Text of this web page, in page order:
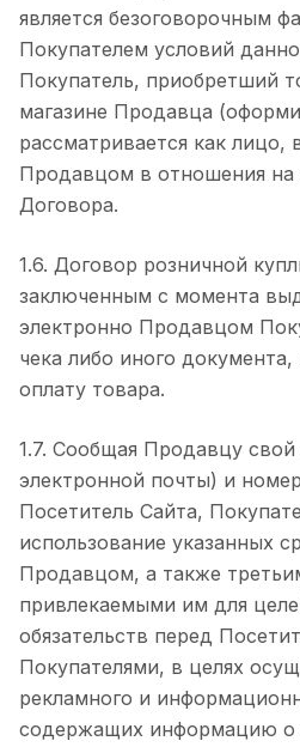
является безоговорочным
Покупателем условий
Покупатель, приобретший
магазине Продавца
рассматривается как лицо,
Продавцом в отношения на
Договора.
1.6. Договор розничной
заключенным с момента
электронно Продавцом
чека либо иного
оплату товара.
1.7. Сообщая Продавцу свой
электронной почты) и
Посетитель Сайта,
использование указанных
Продавцом, а также
привлекаемыми им для
обязательств перед
Покупателями, в целях
рекламного и
содержащих информацию о